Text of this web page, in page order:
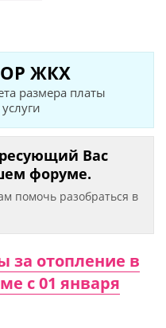
ЖКХ
размера платы
Вас
форуме.
помочь разобраться в
за отопление в
с 01 января